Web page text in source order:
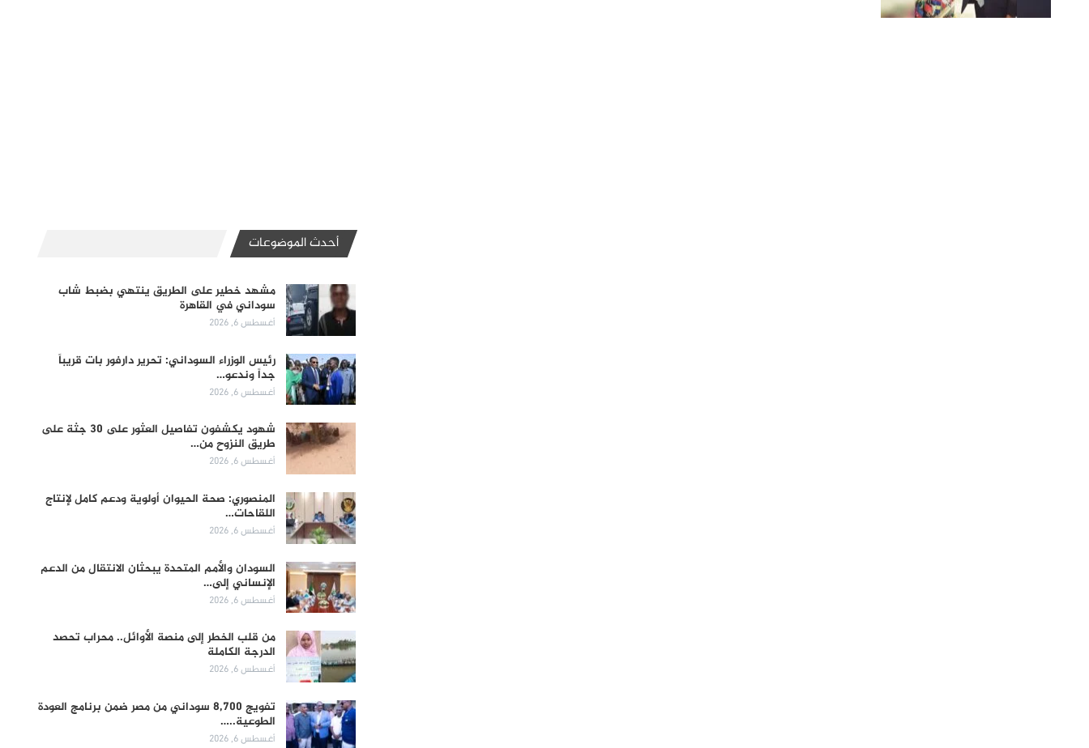
أحدث الموضوعات
مشهد خطير على الطريق ينتهي بضبط شاب
سوداني في القاهرة
أغسطس 6, 2026
رئيس الوزراء السوداني: تحرير دارفور بات قريباً
جداً وندعو…
أغسطس 6, 2026
شهود يكشفون تفاصيل العثور على 30 جثة على
طريق النزوح من…
أغسطس 6, 2026
المنصوري: صحة الحيوان أولوية ودعم كامل لإنتاج
اللقاحات…
أغسطس 6, 2026
السودان والأمم المتحدة يبحثان الانتقال من الدعم
الإنساني إلى…
أغسطس 6, 2026
من قلب الخطر إلى منصة الأوائل.. محراب تحصد
الدرجة الكاملة
أغسطس 6, 2026
تفويج 8,700 سوداني من مصر ضمن برنامج العودة
الطوعية..…
أغسطس 6, 2026